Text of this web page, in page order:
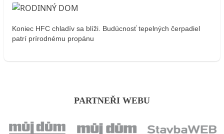
Koniec HFC chladív sa blíži. Budúcnosť tepelných čerpadiel
patrí prírodnému propánu
PARTNEŘI WEBU